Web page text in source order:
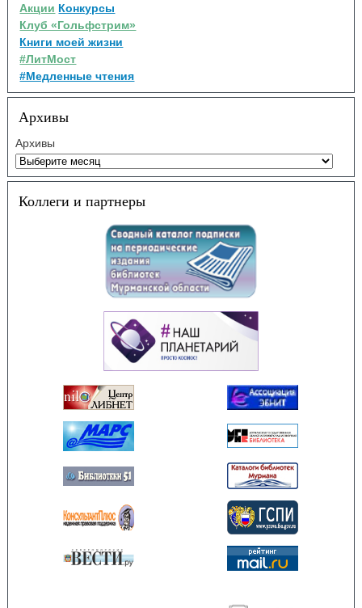
Акции Конкурсы
Клуб «Гольфстрим»
Книги моей жизни
#ЛитМост
#Медленные чтения
Архивы
Архивы
Коллеги и партнеры